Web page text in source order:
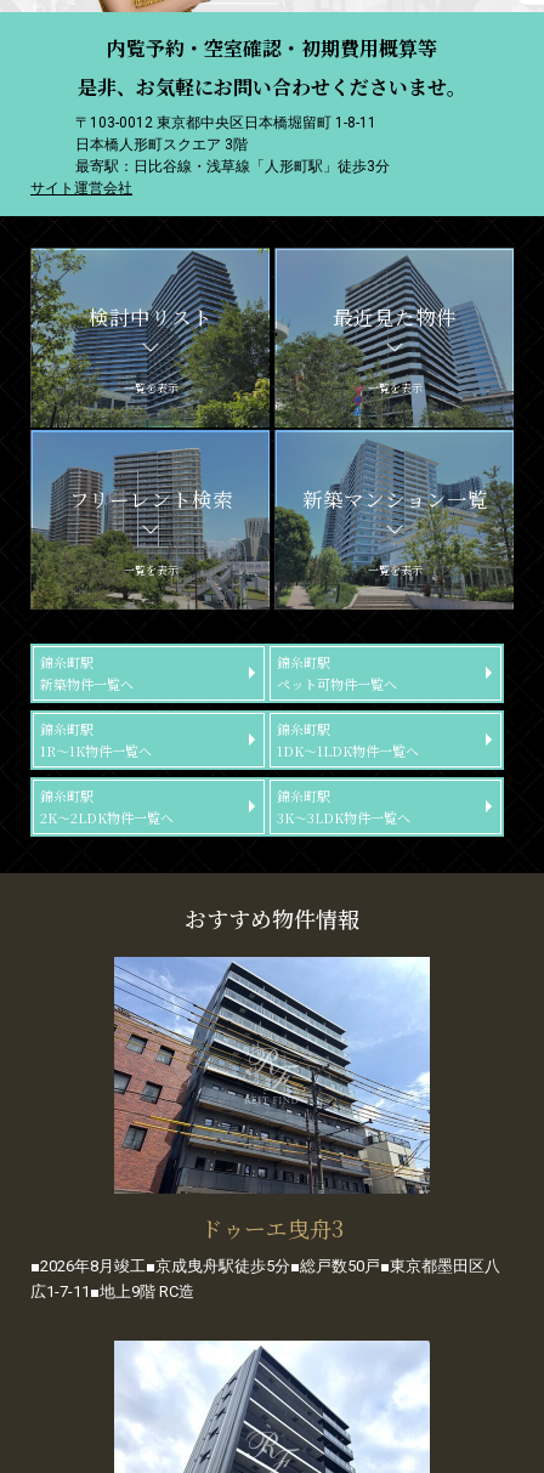
内覧予約・空室確認・初期費用概算等
是非、お気軽にお問い合わせくださいませ。
〒103-0012 東京都中央区日本橋堀留町 1-8-11
日本橋人形町スクエア 3階
最寄駅：日比谷線・浅草線「人形町駅」徒歩3分
サイト運営会社
検討中リスト
一覧を表示
最近見た物件
一覧を表示
フリーレント検索
一覧を表示
新築マンション一覧
一覧を表示
錦糸町駅
新築物件一覧へ
錦糸町駅
ペット可物件一覧へ
錦糸町駅
1R～1K物件一覧へ
錦糸町駅
1DK～1LDK物件一覧へ
錦糸町駅
2K～2LDK物件一覧へ
錦糸町駅
3K～3LDK物件一覧へ
おすすめ物件情報
ドゥーエ曳舟3
■2026年8月竣工■京成曳舟駅徒歩5分■総戸数50戸■東京都墨田区八
広1-7-11■地上9階 RC造